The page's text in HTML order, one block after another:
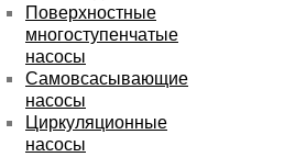
Поверхностные
многоступенчатые
насосы
Самовсасывающие
насосы
Циркуляционные
насосы